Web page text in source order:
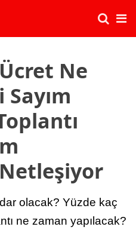
Ne
olacak? Yüzde kaç
ne zaman yapılacak?